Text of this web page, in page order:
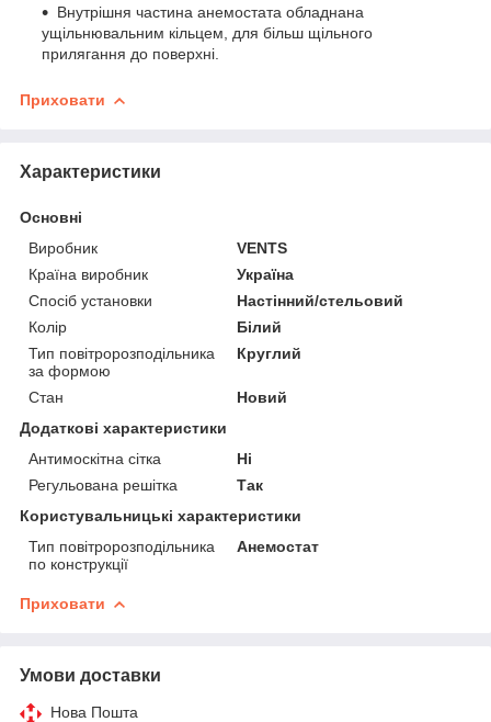
Внутрішня частина анемостата обладнана
ущільнювальним кільцем, для більш щільного
прилягання до поверхні.
Приховати
Характеристики
Основні
Виробник
VENTS
Країна виробник
Україна
Спосіб установки
Настінний/стельовий
Колір
Білий
Тип повітророзподільника
за формою
Круглий
Стан
Новий
Додаткові характеристики
Антимоскітна сітка
Ні
Регульована решітка
Так
Користувальницькі характеристики
Тип повітророзподільника
по конструкції
Анемостат
Приховати
Умови доставки
Нова Пошта